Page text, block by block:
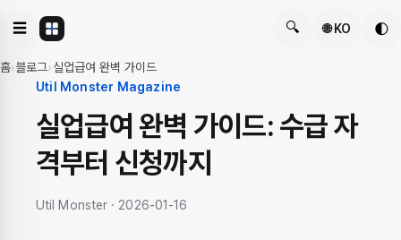
☰ 🔍 🌐 KO 🌓
홈›블로그›실업급여 완벽 가이드
Util Monster Magazine
실업급여 완벽 가이드: 수급 자
격부터 신청까지
Util Monster · 2026-01-16